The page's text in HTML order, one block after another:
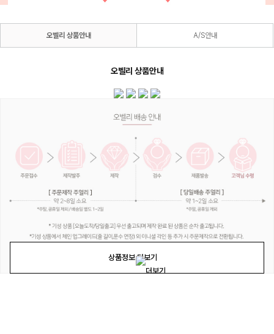
상품정보 더보기
오벨리 상품안내 A/S안내
오벨리 상품안내